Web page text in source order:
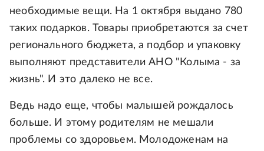
необходимые вещи. На 1 октября выдано 780
таких подарков. Товары приобретаются за счет
регионального бюджета, а подбор и упаковку
выполняют представители АНО "Колыма - за
жизнь". И это далеко не все.
Ведь надо еще, чтобы малышей рождалось
больше. И этому родителям не мешали
проблемы со здоровьем. Молодоженам на